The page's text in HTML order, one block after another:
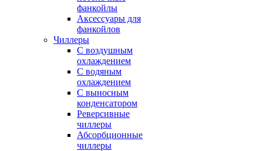
фанкойлы
Аксессуары для
фанкойлов
Чиллеры
С воздушным
охлаждением
С водяным
охлаждением
С выносным
конденсатором
Реверсивные
чиллеры
Абсорбционные
чиллеры